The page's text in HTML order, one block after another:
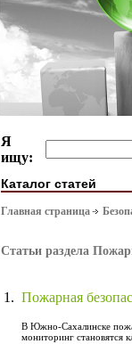
Я
ищу:
Каталог статей
Главная страница
Статьи раздела
1. Пожарная
В Южно-Сахалинске
мониторинг становятся